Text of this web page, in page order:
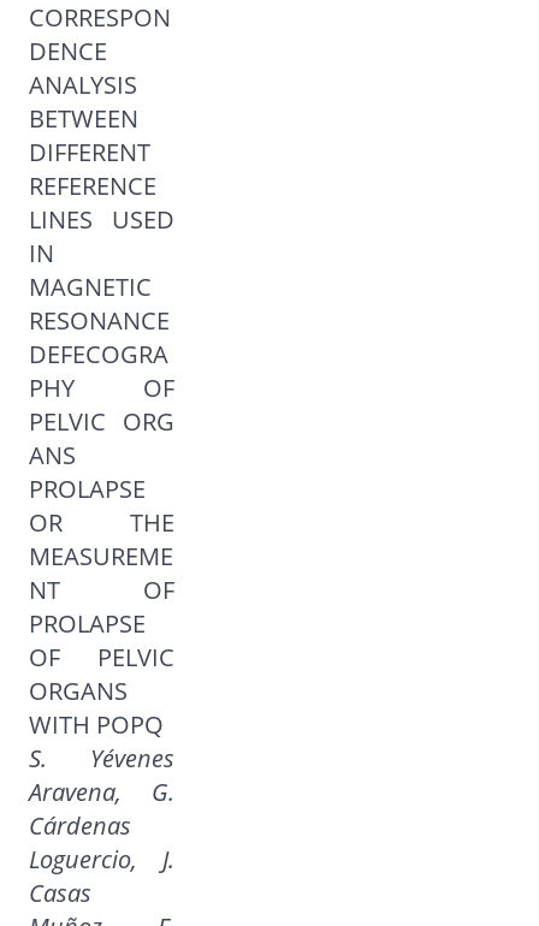
CORRESPON
DENCE
ANALYSIS
BETWEEN
DIFFERENT
REFERENCE
LINES USED
IN
MAGNETIC
RESONANCE
DEFECOGRA
PHY OF
PELVIC ORG
ANS
PROLAPSE
OR THE
MEASUREME
NT OF
PROLAPSE
OF PELVIC
ORGANS
WITH POPQ
S. Yévenes
Aravena, G.
Cárdenas
Loguercio, J.
Casas